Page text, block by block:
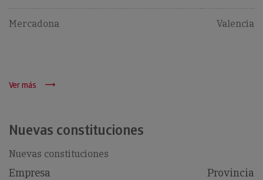
Mercadona Valencia
Ver más
Nuevas constituciones
Nuevas constituciones
Empresa Provincia